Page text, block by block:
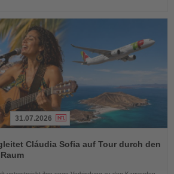
31.07.2026
Cláudia Sofia auf Tour durch den